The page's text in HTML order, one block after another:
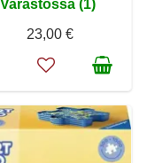
Varastossa (1)
23,00 €